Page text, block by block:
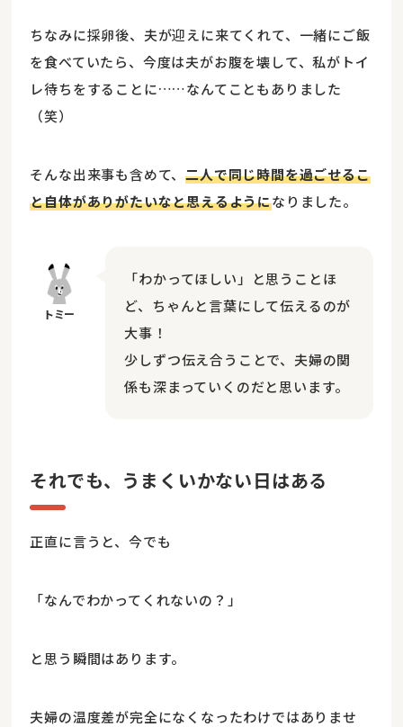
ちなみに採卵後、夫が迎えに来てくれて、一緒にご飯
を食べていたら、今度は夫がお腹を壊して、私がトイ
レ待ちをすることに……なんてこともありました
（笑）
そんな出来事も含めて、二人で同じ時間を過ごせるこ
と自体がありがたいなと思えるようになりました。
「わかってほしい」と思うことほ
ど、ちゃんと言葉にして伝えるのが
大事！
少しずつ伝え合うことで、夫婦の関
係も深まっていくのだと思います。
それでも、うまくいかない日はある
正直に言うと、今でも
「なんでわかってくれないの？」
と思う瞬間はあります。
夫婦の温度差が完全になくなったわけではありませ